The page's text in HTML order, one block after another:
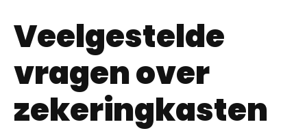
Veelgestelde
vragen over
zekeringkasten